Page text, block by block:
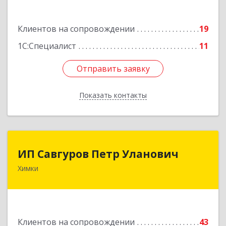
Клиентов на сопровождении
19
1С:Специалист
11
Отправить заявку
Показать контакты
Отправить заявку
Назад
ИП Савгуров Петр Уланович
Химки
Клиентов на сопровождении 43
141407, Московская обл, Химки г, Молодежная